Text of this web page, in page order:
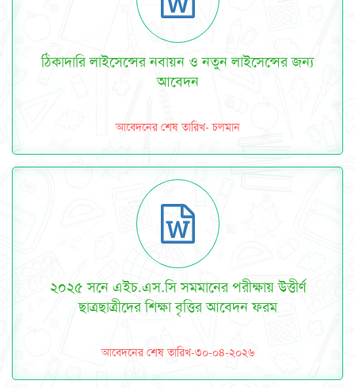
ঠিকাদারি লাইসেন্সের নবায়ন ও নতুন লাইসেন্সের জন্য
আবেদন
আবেদনের শেষ তারিখ- চলমান
২০২৫ সনে এইচ.এস.সি সমমানের পরীক্ষায় উত্তীর্ণ
ছাত্রছাত্রীদের শিক্ষা বৃত্তির আবেদন ফরম
আবেদনের শেষ তারিখ-৩০-০৪-২০২৬